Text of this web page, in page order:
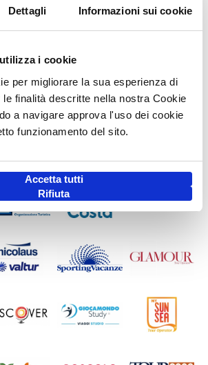
Dettagli Informazioni sui cookie
i cookie
per migliorare la sua esperienza di
le finalità descritte nella nostra Cookie
a navigare approva l'uso dei cookie
funzionamento del sito.
Accetta tutti
Rifiuta